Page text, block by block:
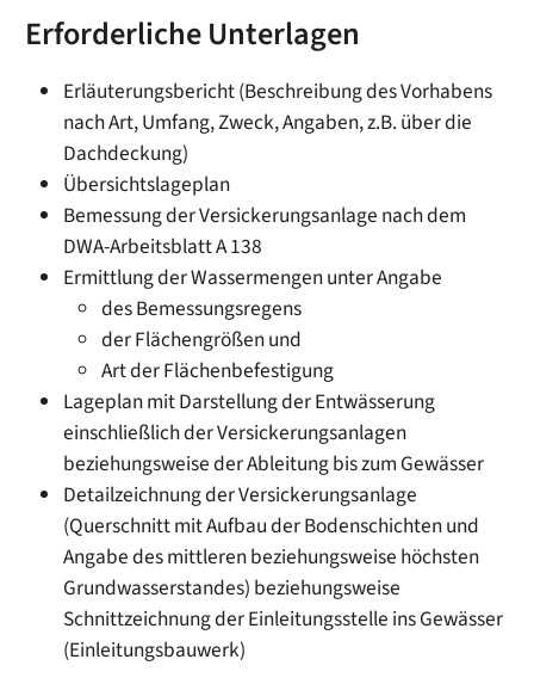
Erforderliche Unterlagen
Erläuterungsbericht (Beschreibung des Vorhabens
nach Art, Umfang, Zweck, Angaben, z.B. über die
Dachdeckung)
Übersichtslageplan
Bemessung der Versickerungsanlage nach dem
DWA-Arbeitsblatt A 138
Ermittlung der Wassermengen unter Angabe
des Bemessungsregens
der Flächengrößen und
Art der Flächenbefestigung
Lageplan mit Darstellung der Entwässerung
einschließlich der Versickerungsanlagen
beziehungsweise der Ableitung bis zum Gewässer
Detailzeichnung der Versickerungsanlage
(Querschnitt mit Aufbau der Bodenschichten und
Angabe des mittleren beziehungsweise höchsten
Grundwasserstandes) beziehungsweise
Schnittzeichnung der Einleitungsstelle ins Gewässer
(Einleitungsbauwerk)